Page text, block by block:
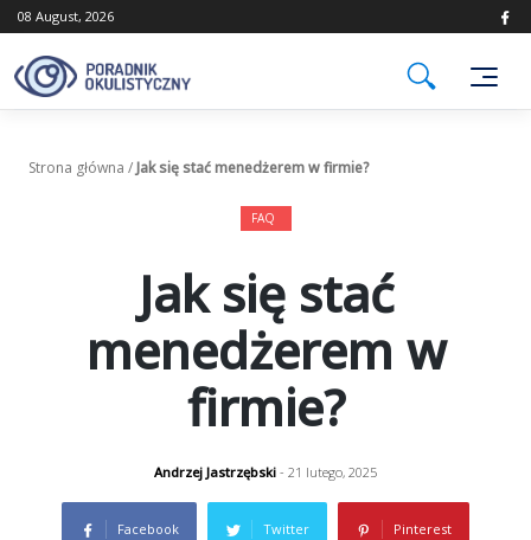
Skip
to
content
08 August, 2026
Strona główna /Jak się stać menedżerem w firmie?
FAQ
Jak się stać
menedżerem w
firmie?
Andrzej Jastrzębski - 21 lutego, 2025
Facebook Twitter Pinterest